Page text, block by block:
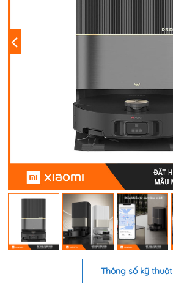
Thông số kỹ thuật